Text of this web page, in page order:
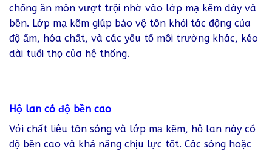
chống ăn mòn vượt trội nhờ vào lớp mạ kẽm dày và
bền. Lớp mạ kẽm giúp bảo vệ tôn khỏi tác động của
độ ẩm, hóa chất, và các yếu tố môi trường khác, kéo
dài tuổi thọ của hệ thống.
Hộ lan có độ bền cao
Với chất liệu tôn sóng và lớp mạ kẽm, hộ lan này có
độ bền cao và khả năng chịu lực tốt. Các sóng hoặc